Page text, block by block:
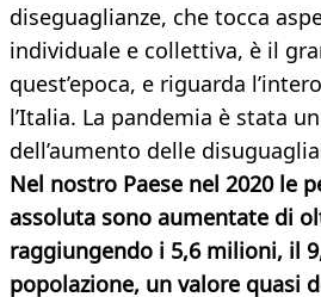
diseguaglianze, che tocca
individuale e collettiva, è il
quest’epoca, e riguarda
l’Italia. La pandemia è stata
dell’aumento delle
Nel nostro Paese nel 2020 le
assoluta sono aumentate di
raggiungendo i 5,6 milioni, il
popolazione, un valore quasi